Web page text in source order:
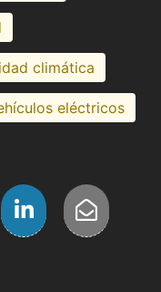
climática
eléctricos